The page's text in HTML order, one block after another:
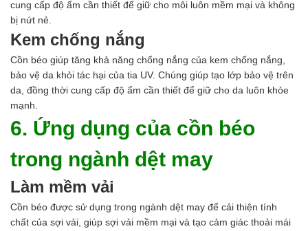
cung cấp độ ẩm cần thiết để giữ cho môi luôn mềm mại và không
bị nứt nẻ.
Kem chống nắng
Cồn béo giúp tăng khả năng chống nắng của kem chống nắng,
bảo vệ da khỏi tác hại của tia UV. Chúng giúp tạo lớp bảo vệ trên
da, đồng thời cung cấp độ ẩm cần thiết để giữ cho da luôn khỏe
mạnh.
6. Ứng dụng của cồn béo
trong ngành dệt may
Làm mềm vải
Cồn béo được sử dụng trong ngành dệt may để cải thiện tính
chất của sợi vải, giúp sợi vải mềm mại và tạo cảm giác thoải mái